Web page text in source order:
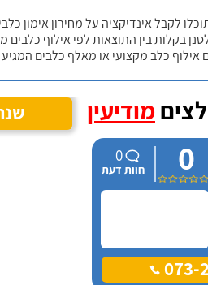
לקבל אינדיקציה על מחירון אימון
בקלות בין התוצאות לפי אילוף
אילוף כלב מקצועי או מאלף כלבים
מודיעין
0
0
חוות דעת
073-